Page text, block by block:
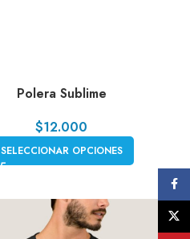
Polera Sublime
$12.000
SELECCIONAR OPCIONES